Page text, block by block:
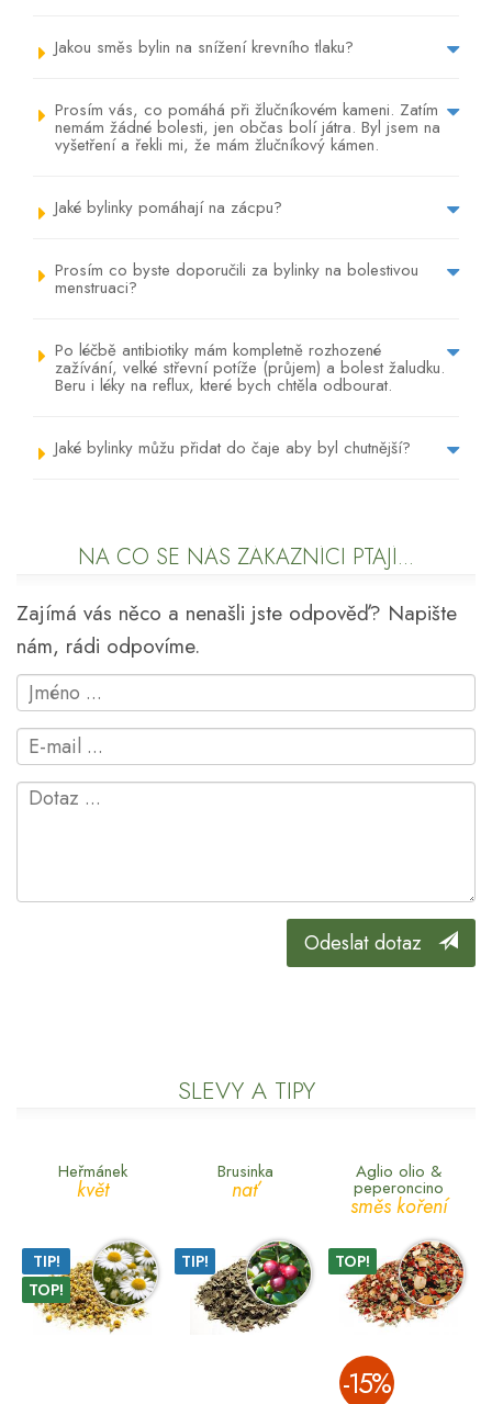
Jakou směs bylin na snížení krevního tlaku?
Prosím vás, co pomáhá při žlučníkovém kameni. Zatím
nemám žádné bolesti, jen občas bolí játra. Byl jsem na
vyšetření a řekli mi, že mám žlučníkový kámen.
Jaké bylinky pomáhají na zácpu?
Prosím co byste doporučili za bylinky na bolestivou
menstruaci?
Po léčbě antibiotiky mám kompletně rozhozené
zažívání, velké střevní potíže (průjem) a bolest žaludku.
Beru i léky na reflux, které bych chtěla odbourat.
Jaké bylinky můžu přidat do čaje aby byl chutnější?
NA CO SE NÁS ZÁKAZNÍCI PTAJÍ...
Zajímá vás něco a nenašli jste odpověď? Napište
nám, rádi odpovíme.
Odeslat dotaz
SLEVY A TIPY
Heřmánek
květ
TIP!
TOP!
Brusinka
nať
TIP!
Aglio olio &
peperoncino
směs koření
TOP!
­-15%